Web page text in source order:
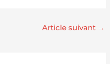
Article suivant →